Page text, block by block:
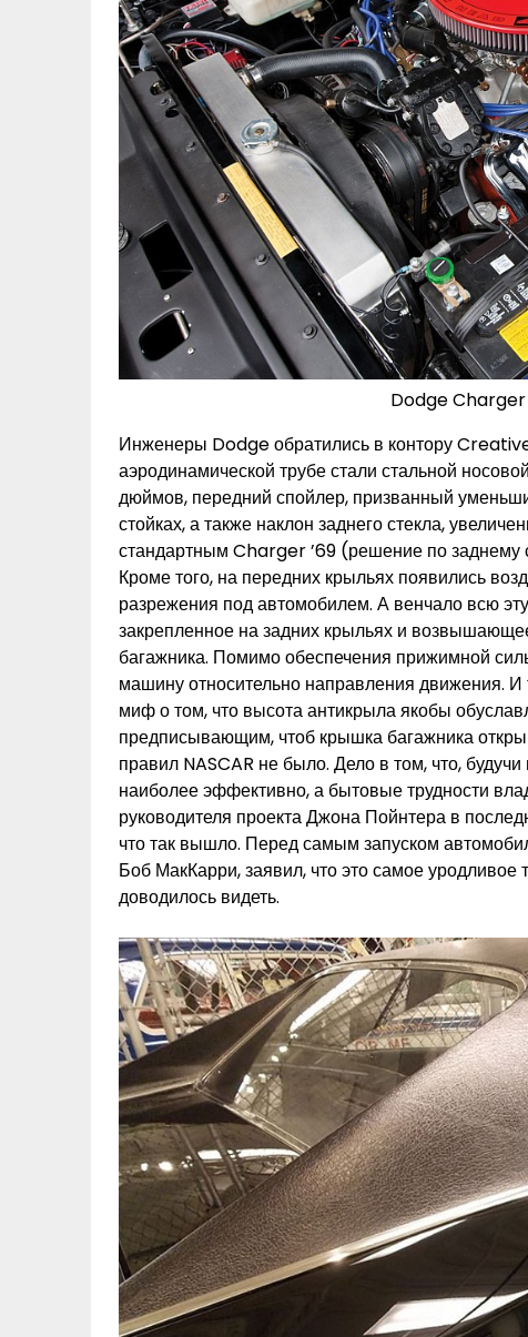
Dodge
Инженеры Dodge обратились в контору
аэродинамической трубе стали стальной
дюймов, передний спойлер, призванный
стойках, а также наклон заднего стекла,
стандартным Charger ’69 (решение по
Кроме того, на передних крыльях появились
разрежения под автомобилем. А венчало всю
закрепленное на задних крыльях и
багажника. Помимо обеспечения прижимной
машину относительно направления движения. И
миф о том, что высота антикрыла якобы
предписывающим, чтоб крышка багажника
правил NASCAR не было. Дело в том, что,
наиболее эффективно, а бытовые трудности
руководителя проекта Джона Пойнтера в
что так вышло. Перед самым запуском
Боб МакКарри, заявил, что это самое уродливое
доводилось видеть.